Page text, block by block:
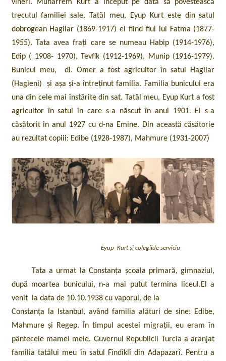
vineri. Muharrem Kurt a început pe dată să povestească
trecutul familiei sale. Tatăl meu, Eyup Kurt este din satul
dobrogean Hagilar (1869-1917) el fiind fiul lui Fatma (1877-
1955). Tata avea frați care se numeau Habip (1914-1976),
Edip ( 1908- 1970), Tevfik (1912-1969), Munip (1916-1979).
Bunicul meu, dl. Omer a fost agricultor în satul Hagilar
(Hagieni) și așa și-a întreținut familia. Familia bunicului era
una din cele mai înstărite din sat. Tatăl meu, Eyup Kurt a fost
agricultor în satul în care s-a născut în anul 1901. El s-a
căsătorit în anul 1927 cu d-na Emine. Din această căsătorie
au rezultat copiii: Edibe (1928-1987), Mahmure (1931-2007)
Eyup Kurt și colegiide serviciu
Tata a urmat la Constanța școala primară, gimnaziul,
după moartea bunicului, n-a mai putut termina liceul.El a
venit la data de 10.10.1938 cu vaporul, de la
Constanța la Istanbul, având familia alături de sine: Edibe,
Mahmure și Regep. În timpul acestei migrații, eu eram în
pântecele mamei mele. Guvernul Republicii Turcia a aranjat
familia tatălui meu în satul Fîndîklî din Adapazarî. Pentru a